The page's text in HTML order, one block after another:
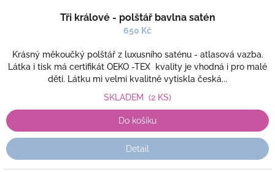
Tři králové - polštář bavlna satén
650 Kč
Krásný měkoučký polštář z luxusního saténu - atlasová vazba.
Látka i tisk má certifikát OEKO -TEX kvality je vhodná i pro malé
děti. Látku mi velmi kvalitně vytiskla česká...
SKLADEM (2 KS)
Do košíku
Detail